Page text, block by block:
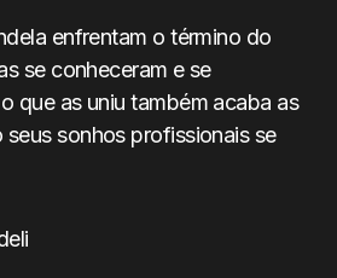
enfrentam o término do
se conheceram e se
que as uniu também acaba as
sonhos profissionais se